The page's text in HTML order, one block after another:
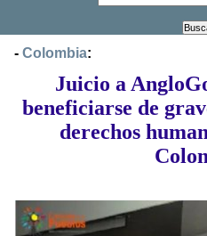
- Colombia:
Juicio a
beneficiarse de
derechos